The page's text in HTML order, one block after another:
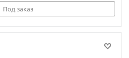
Под заказ